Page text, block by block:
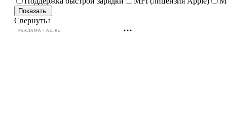
Свернуть↑
РЕКЛАМА • AU.RU